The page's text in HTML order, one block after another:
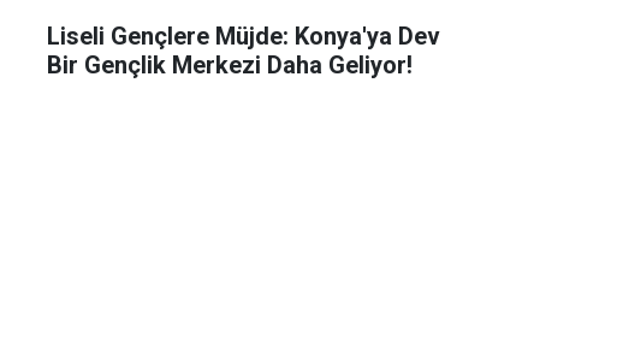
Liseli Gençlere Müjde: Konya'ya Dev
Bir Gençlik Merkezi Daha Geliyor!